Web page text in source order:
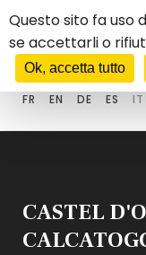
Questo sito fa uso
se accettarli o
Ok, accetta tutto
HOTEL****
CASTEL
FR EN DE ES IT
CASTEL